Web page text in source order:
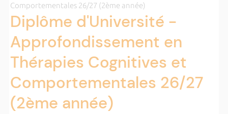
Comportementales 26/27 (2ème année)
Diplôme d'Université -
Approfondissement en
Thérapies Cognitives et
Comportementales 26/27
(2ème année)